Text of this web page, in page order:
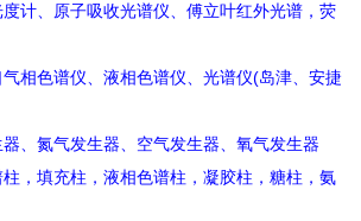
计、原子吸收光谱仪、傅立叶红外光谱，荧
相色谱仪、液相色谱仪、光谱仪(岛津、安捷
、氮气发生器、空气发生器、氧气发生器
，填充柱，液相色谱柱，凝胶柱，糖柱，氨